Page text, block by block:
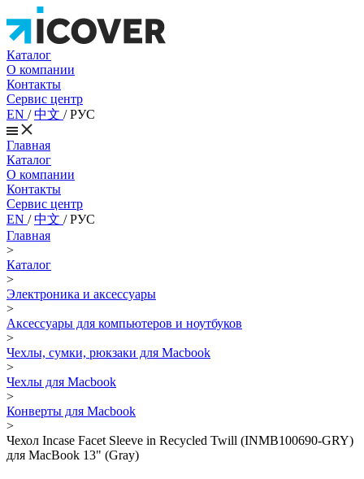
Каталог
О компании
Контакты
Сервис центр
EN /中文 /РУС
Главная
Каталог
О компании
Контакты
Сервис центр
EN /中文 /РУС
Главная
>
Каталог
>
Электроника и аксессуары
>
Аксессуары для компьютеров и ноутбуков
>
Чехлы, сумки, рюкзаки для Macbook
>
Чехлы для Macbook
>
Конверты для Macbook
>
Чехол Incase Facet Sleeve in Recycled Twill (INMB100690-GRY)
для MacBook 13" (Gray)